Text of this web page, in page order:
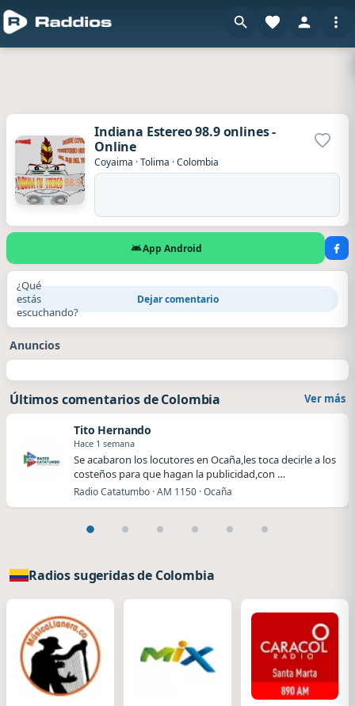
Indiana Estereo 98.9 onlines -
Online
Coyaima ·Tolima ·Colombia
App Android
¿Qué
estás
escuchando?
Dejar comentario
Anuncios
Últimos comentarios de Colombia Ver más
Tito Hernando
Hace 1 semana
Se acabaron los locutores en Ocaña,les toca decirle a los
costeños para que hagan la publicidad,con …
Radio Catatumbo · AM 1150 · Ocaña
Radios sugeridas de Colombia